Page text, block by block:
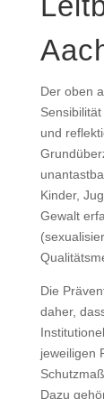
Der oben
und
Kinder,
Gewalt
Die
daher,
jeweiligen
Dazu